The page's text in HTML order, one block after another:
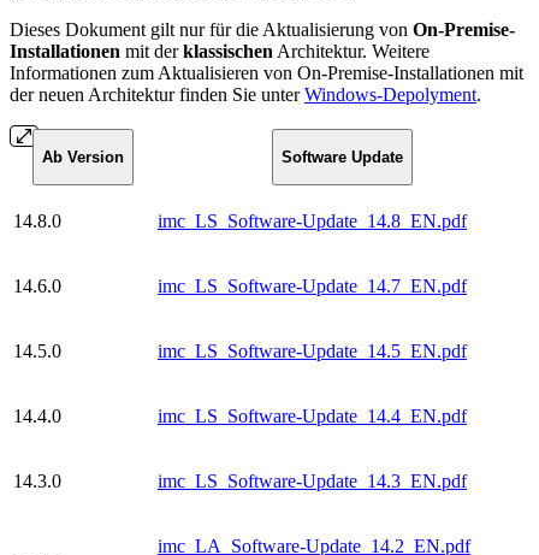
Dieses Dokument gilt nur für die Aktualisierung von On-Premise-
Installationen mit derklassischen Architektur. Weitere
Informationen zum Aktualisieren von On-Premise-Installationen mit
der neuen Architektur finden Sie unterWindows-Depolyment.
Ab Version Software Update
14.8.0 imc_LS_Software-Update_14.8_EN.pdf
14.6.0 imc_LS_Software-Update_14.7_EN.pdf
14.5.0 imc_LS_Software-Update_14.5_EN.pdf
14.4.0 imc_LS_Software-Update_14.4_EN.pdf
14.3.0 imc_LS_Software-Update_14.3_EN.pdf
imc_LA_Software-Update_14.2_EN.pdf